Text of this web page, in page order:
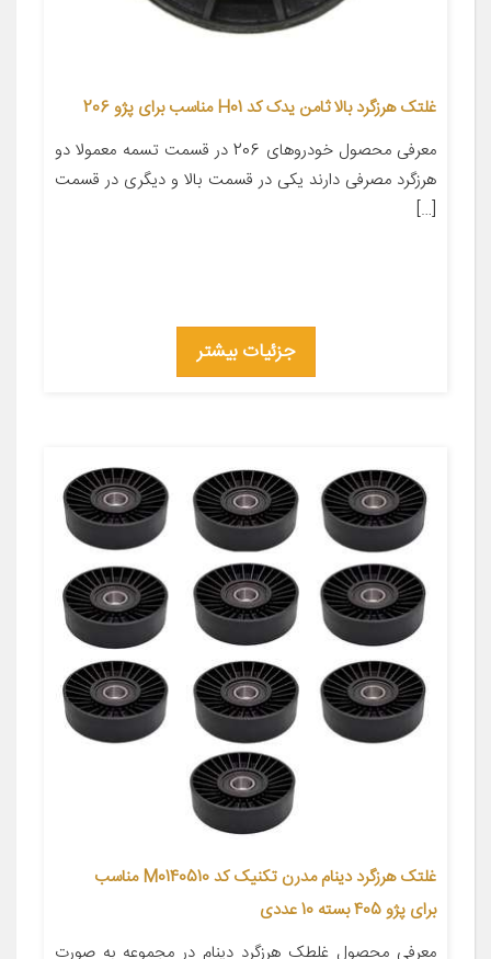
غلتک هرزگرد بالا ثامن یدک کد H01 مناسب برای پژو 206
معرفی محصول خودروهای 206 در قسمت تسمه معمولا دو
هرزگرد مصرفی دارند یکی در قسمت بالا و دیگری در قسمت
[…]
جزئیات بیشتر
غلتک هرزگرد دینام مدرن تکنیک کد M0140510 مناسب
برای پژو 405 بسته 10 عددی
معرفی محصول غلطک هرزگرد دینام در مجموعه به صورت